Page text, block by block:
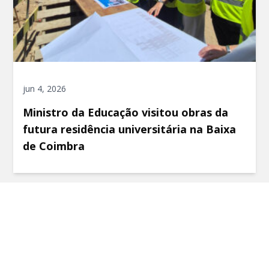
jun 4, 2026
Ministro da Educação visitou obras da
futura residência universitária na Baixa
de Coimbra